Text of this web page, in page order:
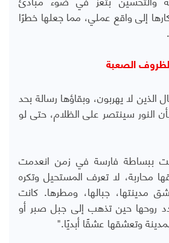
إلى واقع عملي، مما جعلها خطرًا
الصعبة
لا يهربون، وبقاؤها رسالة بحد
النور سينتصر على الظلام، حتى لو
ببساطة فارسة في زمن انعدمت
محاربة، لا تعرف المستحيل وتكره
مدينتها، جبالها، ومطرها. كانت
روحها حين تذهب إلى جبل صبر أو
وتعشقها عشقًا أبديًا."